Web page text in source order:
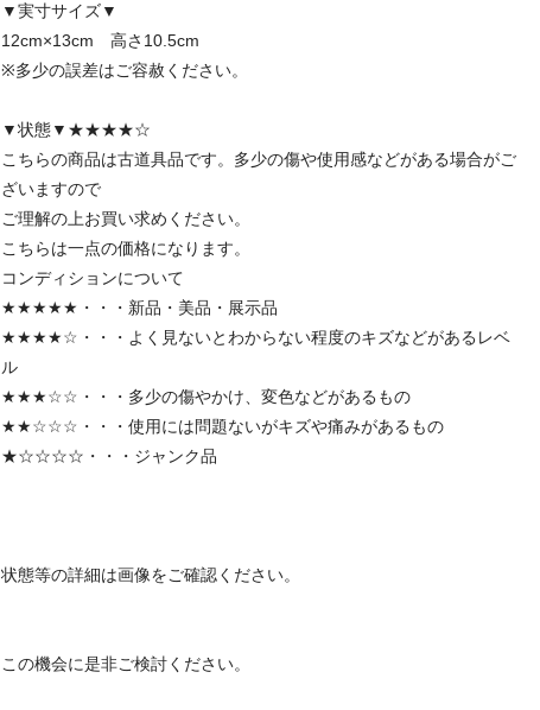
▼実寸サイズ▼
12cm×13cm 高さ10.5cm
※多少の誤差はご容赦ください。
▼状態▼★★★★☆
こちらの商品は古道具品です。多少の傷や使用感などがある場合がご
ざいますので
ご理解の上お買い求めください。
こちらは一点の価格になります。
コンディションについて
★★★★★・・・新品・美品・展示品
★★★★☆・・・よく見ないとわからない程度のキズなどがあるレベ
ル
★★★☆☆・・・多少の傷やかけ、変色などがあるもの
★★☆☆☆・・・使用には問題ないがキズや痛みがあるもの
★☆☆☆☆・・・ジャンク品
状態等の詳細は画像をご確認ください。
この機会に是非ご検討ください。